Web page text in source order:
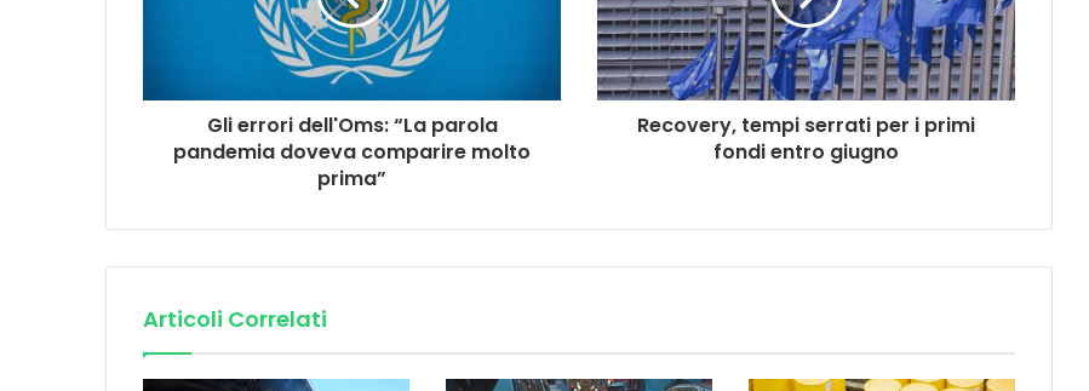
Gli errori dell'Oms: “La parola
pandemia doveva comparire molto
prima”
Recovery, tempi serrati per i primi
fondi entro giugno
Articoli Correlati